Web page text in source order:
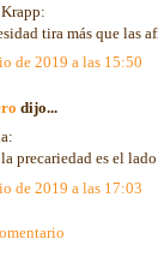
tira más que las
de 2019 a las 15:50
dijo...
precariedad es el
de 2019 a las 17:03